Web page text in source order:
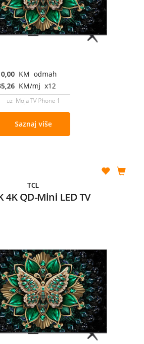
0,00 KM odmah
KM/mj x12
uz Moja TV Phone 1
Saznaj više
TCL
4K QD-Mini LED TV